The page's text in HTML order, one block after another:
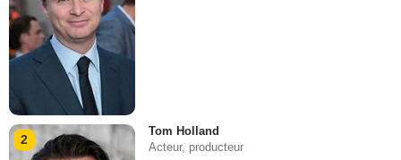
2
Tom Holland
Acteur, producteur